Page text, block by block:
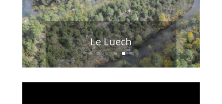
Le Luech